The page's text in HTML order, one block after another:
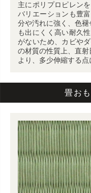
主にポリプロピレン
バリエーションも豊
分や汚れに強く、色
も出にくく高い耐久
がないため、カビや
の材質の性質上、直
より、多少伸縮する点
畳お